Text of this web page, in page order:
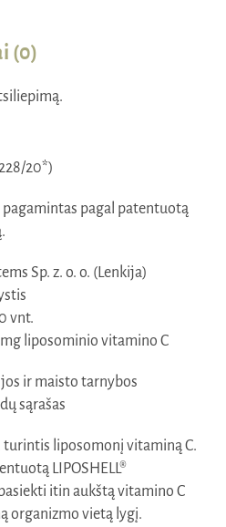
(0)
20*)
pagamintas pagal patentuotą
Sp. z. o. o. (Lenkija)
vnt.
liposominio vitamino C
ir maisto tarnybos
sąrašas
turintis liposomonį vitaminą C.
LIPOSHELL®
itin aukštą vitamino C
organizmo vietą lygį.